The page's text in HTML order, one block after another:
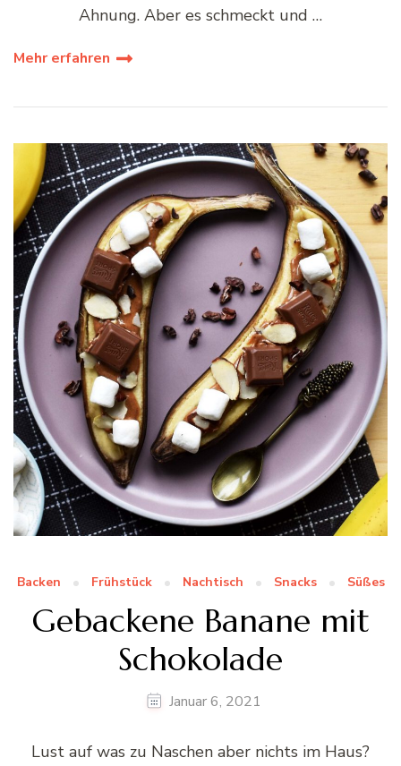
Ahnung. Aber es schmeckt und …
Mehr erfahren
Backen Frühstück Nachtisch Snacks Süßes
Gebackene Banane mit
Schokolade
Januar 6, 2021
Lust auf was zu Naschen aber nichts im Haus?